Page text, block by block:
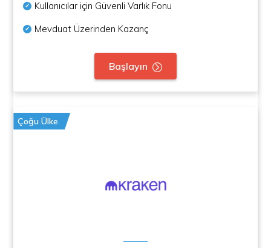
Kullanıcılar için Güvenli Varlık Fonu
Mevduat Üzerinden Kazanç
Başlayın
Çoğu Ülke